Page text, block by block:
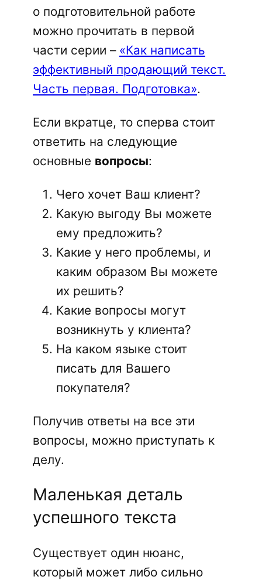
о подготовительной работе
можно прочитать в первой
части серии – «Как написать
эффективный продающий текст.
Часть первая. Подготовка».
Если вкратце, то сперва стоит
ответить на следующие
основные вопросы:
Чего хочет Ваш клиент?
Какую выгоду Вы можете
ему предложить?
Какие у него проблемы, и
каким образом Вы можете
их решить?
Какие вопросы могут
возникнуть у клиента?
На каком языке стоит
писать для Вашего
покупателя?
Получив ответы на все эти
вопросы, можно приступать к
делу.
Маленькая деталь
успешного текста
Существует один нюанс,
который может либо сильно